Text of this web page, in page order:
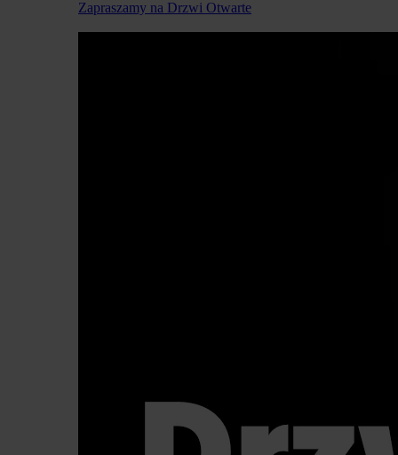
Zapraszamy na Drzwi Otwarte